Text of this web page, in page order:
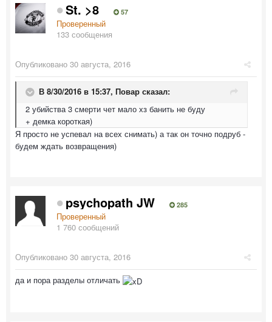
St. >8 57
Проверенный
133 сообщения
Опубликовано 30 августа, 2016
В 8/30/2016 в 15:37, Повар сказал:
2 убийства 3 смерти чет мало хз банить не буду
+ демка короткая)
Я просто не успевал на всех снимать) а так он точно подруб -
будем ждать возвращения)
psychopath JW 285
Проверенный
1 760 сообщений
Опубликовано 30 августа, 2016
да и пора разделы отличать